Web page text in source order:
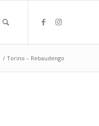
/ Torino – Rebaudengo